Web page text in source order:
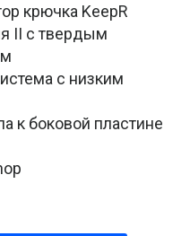
крючка KeepR
II с твердым
с низким
к боковой пластине